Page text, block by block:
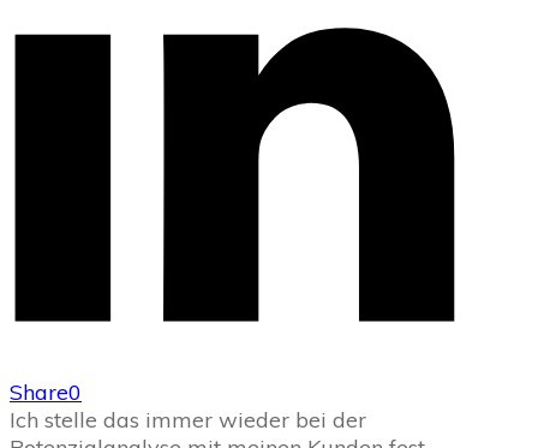
Share0
Ich stelle das immer wieder bei der